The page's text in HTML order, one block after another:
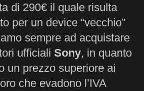
di 290€ il quale risulta
per un device “vecchio”
sempre ad acquistare
ufficiali Sony, in quanto
un prezzo superiore ai
che evadono l’IVA